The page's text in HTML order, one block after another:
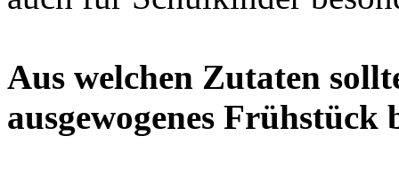
Aus welchen Zutaten
ausgewogenes Frühstück